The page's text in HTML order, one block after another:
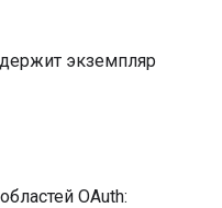
экземпляр
OAuth: